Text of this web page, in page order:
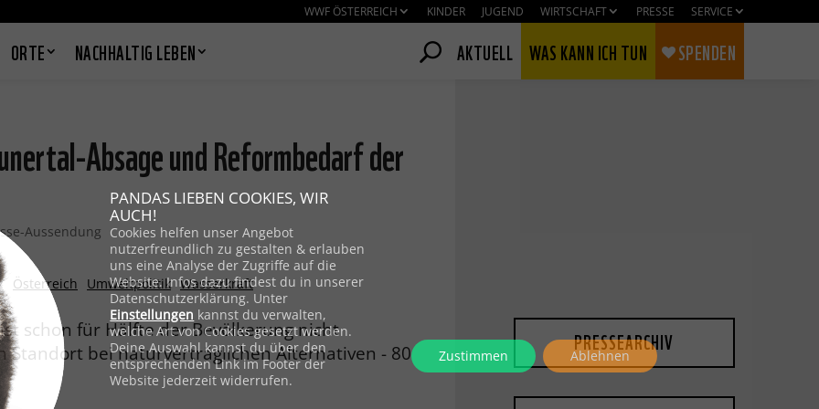
WWF ÖSTERREICH KINDER JUGEND WIRTSCHAFT PRESSE SERVICE
ORTE NACHHALTIG LEBEN AKTUELL WAS KANN ICH TUN SPENDEN
Absage und Reformbedarf der
Aussendung
Österreich Umweltpolitik Wasserkraft
schon für Hälfte der Bevölkerung nicht
bei naturverträglichen Alternativen - 80
PRESSEARCHIV
PANDAS LIEBEN COOKIES, WIR
AUCH!
Cookies helfen unser Angebot
nutzerfreundlich zu gestalten & erlauben
uns eine Analyse der Zugriffe auf die
Website. Infos dazu findest du in unserer
Datenschutzerklärung. Unter
Einstellungen kannst du verwalten,
welche Art von Cookies gesetzt werden.
Deine Auswahl kannst du über den
entsprechenden Link im Footer der
Website jederzeit widerrufen.
Zustimmen Ablehnen